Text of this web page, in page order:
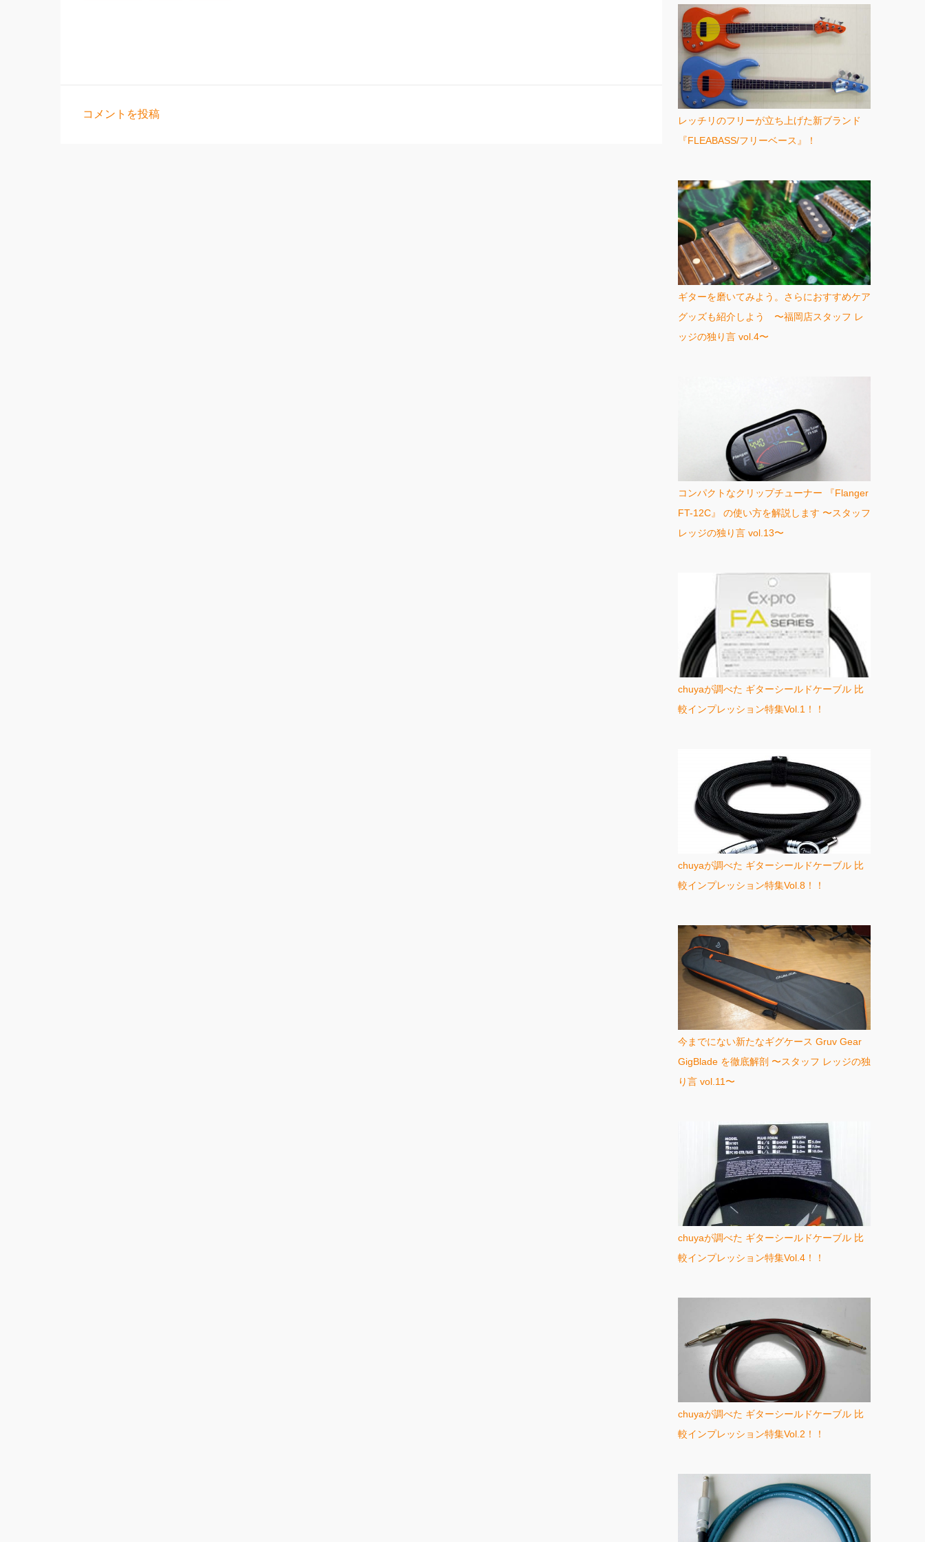
コメントを投稿
レッチリのフリーが立ち上げた新ブランド
『FLEABASS/フリーベース』！
ギターを磨いてみよう。さらにおすすめケア
グッズも紹介しよう 〜福岡店スタッフ レ
ッジの独り言 vol.4〜
コンパクトなクリップチューナー 『Flanger
FT-12C』 の使い方を解説します 〜スタッフ
レッジの独り言 vol.13〜
chuyaが調べた ギターシールドケーブル 比
較インプレッション特集Vol.1！！
chuyaが調べた ギターシールドケーブル 比
較インプレッション特集Vol.8！！
今までにない新たなギグケース Gruv Gear
GigBlade を徹底解剖 〜スタッフ レッジの独
り言 vol.11〜
chuyaが調べた ギターシールドケーブル 比
較インプレッション特集Vol.4！！
chuyaが調べた ギターシールドケーブル 比
較インプレッション特集Vol.2！！